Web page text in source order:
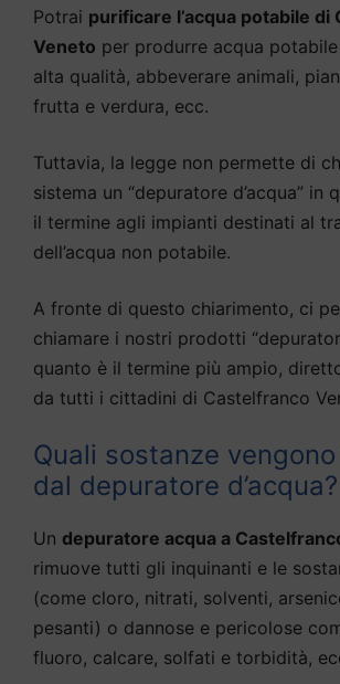
Potrai purificare l’acqua potabile di
Veneto per produrre acqua
alta qualità, abbeverare animali,
frutta e verdura, ecc.
Tuttavia, la legge non permette di
sistema un “depuratore d’acqua” in
il termine agli impianti destinati al
dell’acqua non potabile.
A fronte di questo chiarimento, ci
chiamare i nostri prodotti
quanto è il termine più ampio,
da tutti i cittadini di Castelfranco
Quali sostanze
dal depuratore d’acqua?
Un depuratore acqua a
rimuove tutti gli inquinanti e le
(come cloro, nitrati, solventi,
pesanti) o dannose e pericolose
fluoro, calcare, solfati e torbidità,